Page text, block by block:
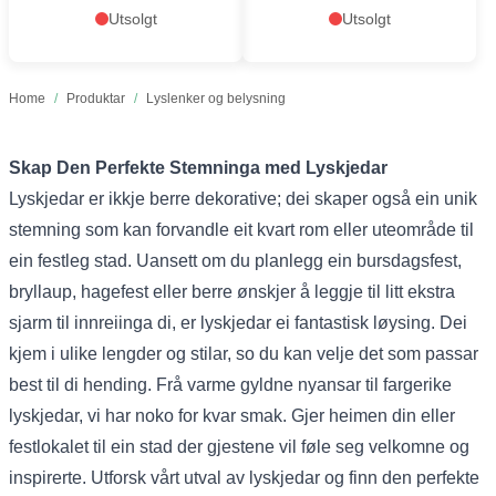
Home / Produktar / Lyslenker og belysning
Utsolgt Utsolgt
Skap Den Perfekte Stemninga med Lyskjedar
Lyskjedar er ikkje berre dekorative; dei skaper også ein unik
stemning som kan forvandle eit kvart rom eller uteområde til
ein festleg stad. Uansett om du planlegg ein bursdagsfest,
bryllaup, hagefest eller berre ønskjer å leggje til litt ekstra
sjarm til innreiinga di, er lyskjedar ei fantastisk løysing. Dei
kjem i ulike lengder og stilar, so du kan velje det som passar
best til di hending. Frå varme gyldne nyansar til fargerike
lyskjedar, vi har noko for kvar smak. Gjer heimen din eller
festlokalet til ein stad der gjestene vil føle seg velkomne og
inspirerte. Utforsk vårt utval av lyskjedar og finn den perfekte